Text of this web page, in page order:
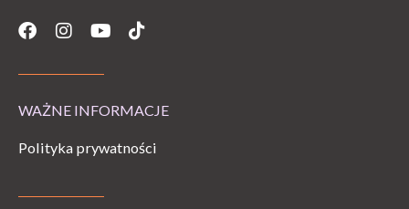
Facebook
Instagram
YoutubeTiktok
WAŻNE INFORMACJE
Polityka prywatności